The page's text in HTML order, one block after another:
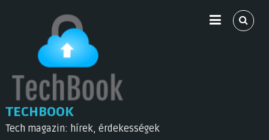
TECHBOOK
Tech magazin: hírek, érdekességek